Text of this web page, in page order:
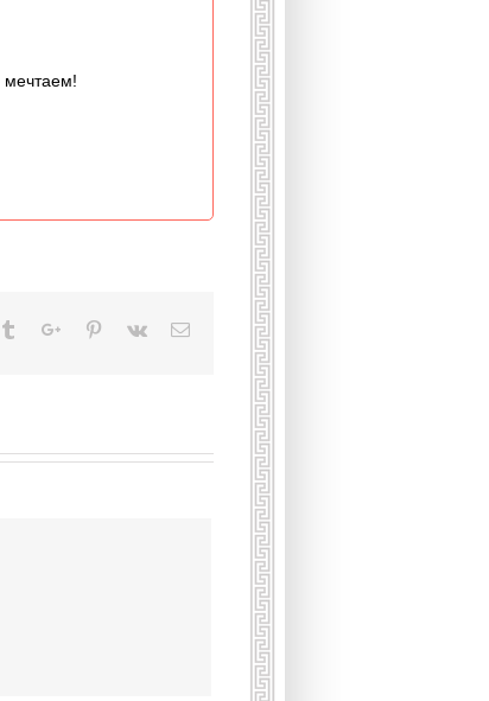
мечтаем!
TumblrGoogle+Pinterest
Vk Email